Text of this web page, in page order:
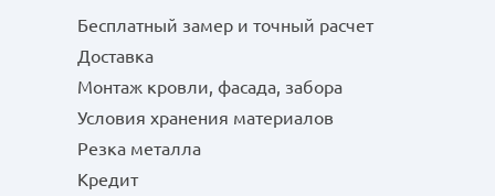
Бесплатный замер и точный расчет
Доставка
Монтаж кровли, фасада, забора
Условия хранения материалов
Резка металла
Кредит